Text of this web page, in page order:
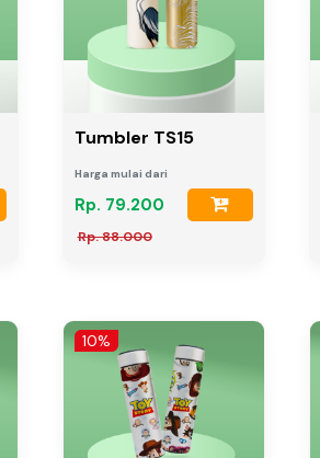
Tumbler TS15
Harga mulai dari
Rp. 79.200
Rp. 88.000
10%